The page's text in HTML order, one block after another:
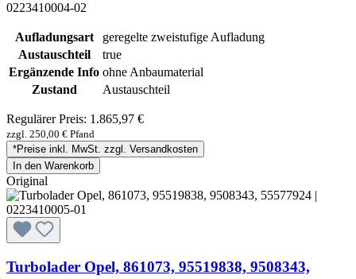
0223410004-02
Aufladungsart
geregelte zweistufige Aufladung
Austauschteil
true
Ergänzende Info ohne Anbaumaterial
Zustand
Austauschteil
Regulärer Preis: 1.865,97 €
zzgl. 250,00 € Pfand
*Preise inkl. MwSt. zzgl. Versandkosten
In den Warenkorb
Original
Turbolader Opel, 861073, 95519838, 9508343,